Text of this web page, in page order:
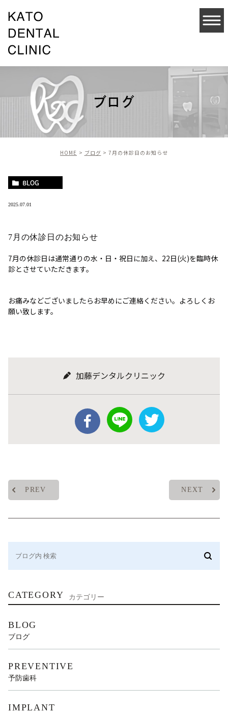
ブログ
HOME ブログ 7月の休診日のお知らせ
BLOG
2025.07.01
7月の休診日のお知らせ
7月の休診日は通常通りの水・日・祝日に加え、22日(火)を臨時休
診とさせていただきます。
お痛みなどございましたらお早めにご連絡ください。よろしくお
願い致します。
加藤デンタルクリニック
PREV NEXT
CATEGORY カテゴリー
BLOG
ブログ
PREVENTIVE
予防歯科
IMPLANT